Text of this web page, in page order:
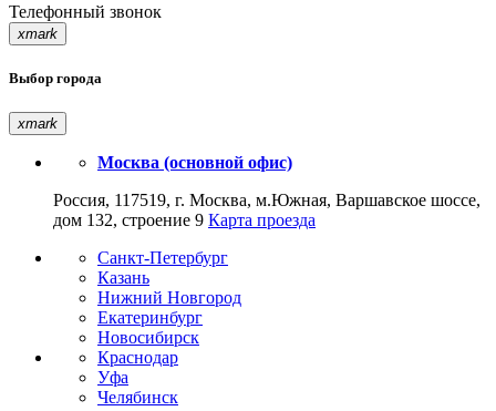
Телефонный звонок
xmark
Выбор города
xmark
Москва (основной офис)
Россия, 117519, г. Москва, м.Южная, Варшавское шоссе,
дом 132, строение 9 Карта проезда
Санкт-Петербург
Казань
Нижний Новгород
Екатеринбург
Новосибирск
Краснодар
Уфа
Челябинск